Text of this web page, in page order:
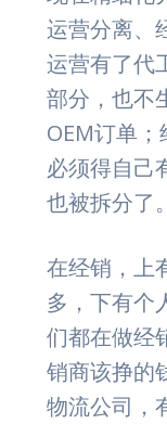
运营分离、
运营有了代
部分，也不
OEM订单
必须得自己
也被拆分了。
在经销，上
多，下有个
们都在做经
销商该挣的
物流公司，